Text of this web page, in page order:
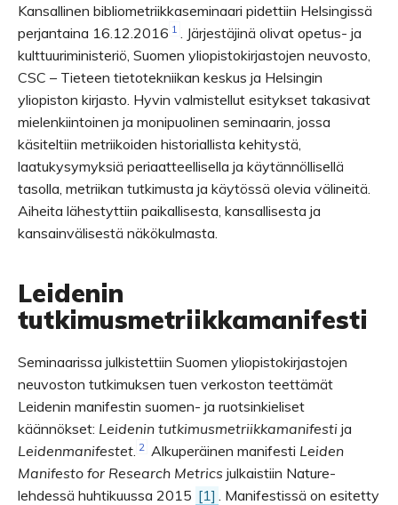
Kansallinen bibliometriikkaseminaari pidettiin Helsingissä
perjantaina 16.12.2016 1
. Järjestäjinä olivat opetus- ja
kulttuuriministeriö, Suomen yliopistokirjastojen neuvosto,
CSC – Tieteen tietotekniikan keskus ja Helsingin
yliopiston kirjasto. Hyvin valmistellut esitykset takasivat
mielenkiintoinen ja monipuolinen seminaarin, jossa
käsiteltiin metriikoiden historiallista kehitystä,
laatukysymyksiä periaatteellisella ja käytännöllisellä
tasolla, metriikan tutkimusta ja käytössä olevia välineitä.
Aiheita lähestyttiin paikallisesta, kansallisesta ja
kansainvälisestä näkökulmasta.
Leidenin
tutkimusmetriikkamanifesti
Seminaarissa julkistettiin Suomen yliopistokirjastojen
neuvoston tutkimuksen tuen verkoston teettämät
Leidenin manifestin suomen- ja ruotsinkieliset
käännökset: Leidenin tutkimusmetriikkamanifesti ja
Leidenmanifestet 2 Alkuperäinen manifesti Leiden
Manifesto for Research Metrics julkaistiin Nature-
lehdessä huhtikuussa 2015 [1]
. Manifestissä on esitetty